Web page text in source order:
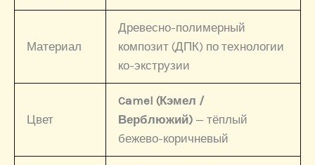
Материал
Древесно-полимерный
композит (ДПК) по технологии
ко-экструзии
Цвет
Camel (Кэмел /
Верблюжий) — тёплый
бежево-коричневый